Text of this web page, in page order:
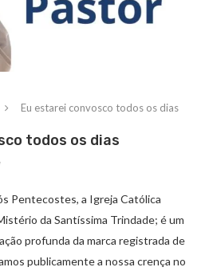
Eu estarei convosco todos os dias
todos os dias
Pentecostes, a Igreja Católica
da Santíssima Trindade; é um
profunda da marca registrada de
publicamente a nossa crença no